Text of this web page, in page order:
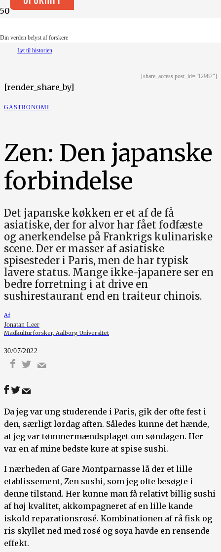
Din verden belyst af forskere
Lyt til historien
[share_access post_id="12987"]
[render_share_by]
GASTRONOMI
Zen: Den japanske
forbindelse
Det japanske køkken er et af de få
asiatiske, der for alvor har fået fodfæste
og anerkendelse på Frankrigs kulinariske
scene. Der er masser af asiatiske
spisesteder i Paris, men de har typisk
lavere status. Mange ikke-japanere ser en
bedre forretning i at drive en
sushirestaurant end en traiteur chinois.
Af
Jonatan Leer
Madkulturforsker, Aalborg Universitet
30/07/2022
Da jeg var ung studerende i Paris, gik der ofte fest i
den, særligt lørdag aften. Således kunne det hænde,
at jeg var tømmermændsplaget om søndagen. Her
var en af mine bedste kure at spise sushi.
I nærheden af Gare Montparnasse lå der et lille
etablissement, Zen sushi, som jeg ofte besøgte i
denne tilstand. Her kunne man få relativt billig sushi
af høj kvalitet, akkompagneret af en lille kande
iskold reparationsrosé. Kombinationen af rå fisk og
ris skyllet ned med rosé og soya havde en rensende
effekt.